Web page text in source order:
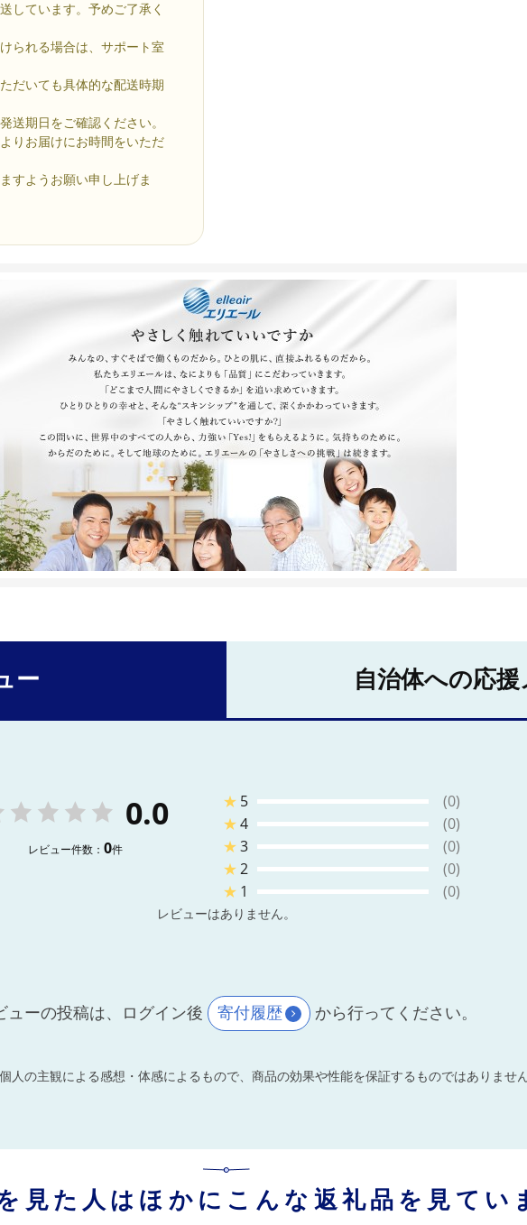
しています。予めご了承く
られる場合は、サポート室
だいても具体的な配送時期
送期日をご確認ください。
りお届けにお時間をいただ
すようお願い申し上げま
ー 自治体への応
0.0
レビュー件数： 0件
★ 5
(0)
★4
(0)
★3
(0)
★2
(0)
★ 1 (0)
レビューはありません。
ューの投稿は、ログイン後 寄付履歴 から行ってください。
人の主観による感想・体感によるもので、商品の効果や性能を保証するものではありません
見た人はほかにこんな返礼品を見てい